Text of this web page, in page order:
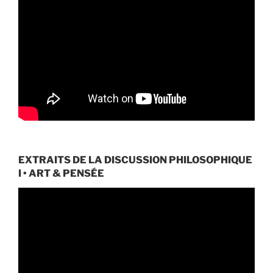
EXTRAITS DE LA DISCUSSION PHILOSOPHIQUE
I • ART & PENSÉE